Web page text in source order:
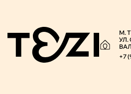
М.
УЛ.
+7